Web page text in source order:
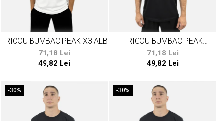
TRICOU BUMBAC PEAK X3 ALB
71,18 Lei
49,82 Lei
TRICOU BUMBAC PEAK
BASKETBALL NEGRU
71,18 Lei
49,82 Lei
-30% -30%